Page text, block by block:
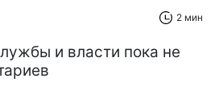
2 мин
и власти пока не